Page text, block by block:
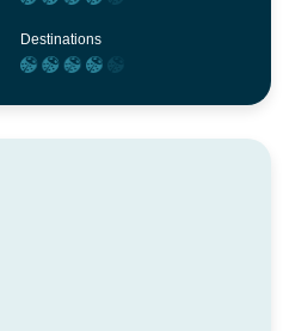
Destinations